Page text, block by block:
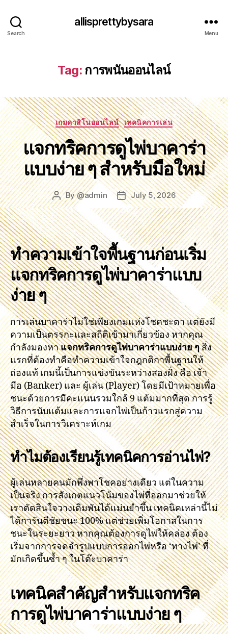
Search
allisprettybysara
Menu
Tag: การพนันออนไลน์
Categories
เกมคาสิโนออนไลน์ เทคนิคการเล่น
แจกทริคการดูไพ่บาคาร่า
แบบง่าย ๆ สำหรับมือใหม่
Post
author
By@admin
Post
date
July 5, 2026
ทำความเข้าใจพื้นฐานก่อนเริ่ม
แจกทริคการดูไพ่บาคาร่าแบบ
ง่าย ๆ
การเล่นบาคาร่าไม่ใช่เพียงเกมแห่งโชคชะตา แต่ยังมี
ความเป็นตรรกะและสถิติเข้ามาเกี่ยวข้อง หากคุณ
กำลังมองหาแจกทริคการดูไพ่บาคาร่าแบบง่าย ๆสิ่ง
แรกที่ต้องทำคือทำความเข้าใจกฎกติกาพื้นฐานให้
ถ่องแท้ เกมนี้เป็นการแข่งขันระหว่างสองฝั่ง คือ เจ้า
มือ (Banker) และ ผู้เล่น (Player) โดยมีเป้าหมายเพื่อ
ชนะด้วยการมีคะแนนรวมใกล้ 9 แต้มมากที่สุด การรู้
วิธีการนับแต้มและการแจกไพ่เป็นก้าวแรกสู่ความ
สำเร็จในการวิเคราะห์เกม
ทำไมต้องเรียนรู้เทคนิคการอ่านไพ่?
ผู้เล่นหลายคนมักพึ่งพาโชคอย่างเดียว แต่ในความ
เป็นจริง การสังเกตแนวโน้มของไพ่ที่ออกมาช่วยให้
เราตัดสินใจวางเดิมพันได้แม่นยำขึ้น เทคนิคเหล่านี้ไม่
ได้การันตีชัยชนะ 100% แต่ช่วยเพิ่มโอกาสในการ
ชนะในระยะยาว หากคุณต้องการดูไพ่ให้คล่อง ต้อง
เริ่มจากการจดจำรูปแบบการออกไพ่หรือ ‘ทางไพ่’ ที่
มักเกิดขึ้นซ้ำ ๆ ในโต๊ะบาคาร่า
เทคนิคสำคัญสำหรับแจกทริค
การดูไพ่บาคาร่าแบบง่าย ๆ